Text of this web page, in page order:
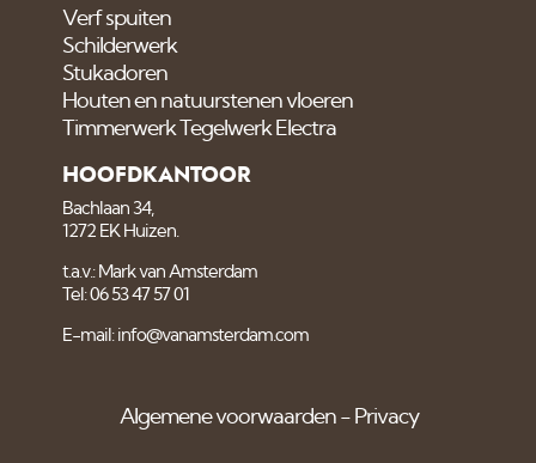
Verf spuiten
Schilderwerk
Stukadoren
Houten en natuurstenen vloeren
Timmerwerk Tegelwerk Electra
HOOFDKANTOOR
Bachlaan 34,
1272 EK Huizen.
t.a.v.: Mark van Amsterdam
Tel: 06 53 47 57 01
E-mail: info@vanamsterdam.com
Algemene voorwaarden Privacy